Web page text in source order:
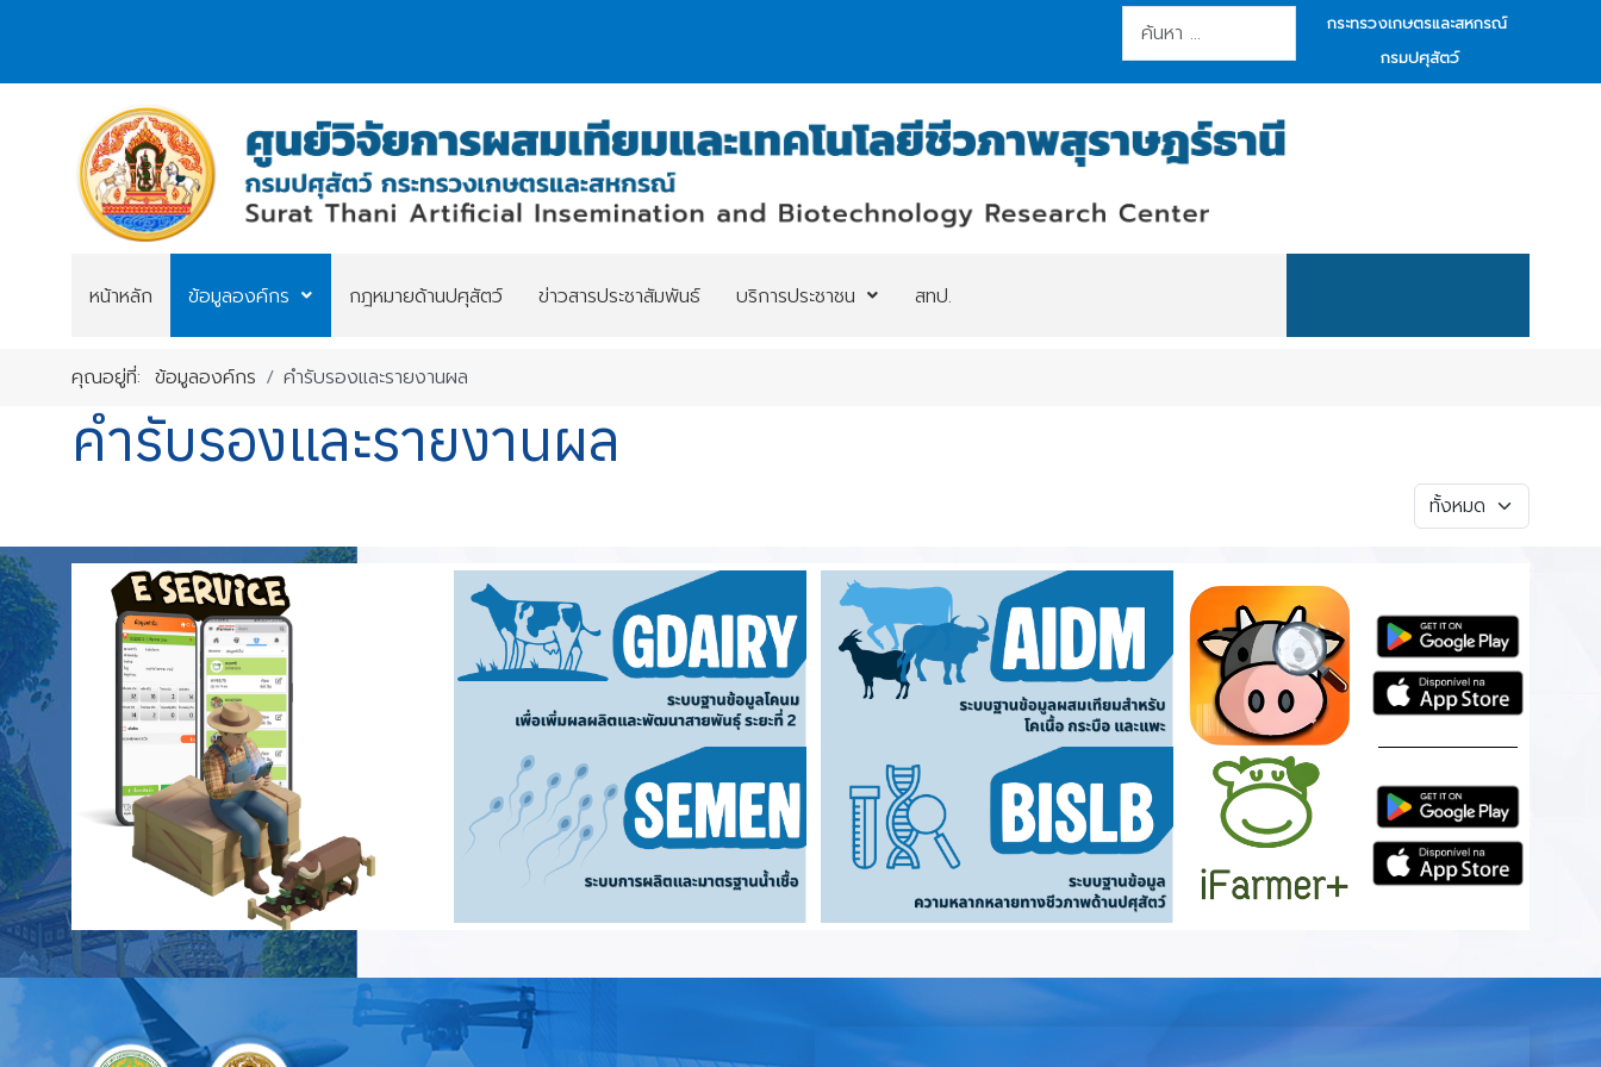
การค้นหา
กระทรวงเกษตรและสหกรณ์
กรมปศุสัตว์
หน้าหลัก ข้อมูลองค์กร กฎหมายด้านปศุสัตว์ ข่าวสารประชาสัมพันธ์ บริการประชาชน สทป.
คุณอยู่ที่:ข้อมูลองค์กร คำรับรองและรายงานผล
คำรับรองและรายงานผล
แสดง #